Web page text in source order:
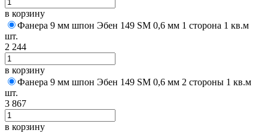
в корзину
Фанера 9 мм шпон Эбен 149 SM 0,6 мм 1 сторона 1 кв.м
шт.
2 244
в корзину
Фанера 9 мм шпон Эбен 149 SM 0,6 мм 2 стороны 1 кв.м
шт.
3 867
в корзину